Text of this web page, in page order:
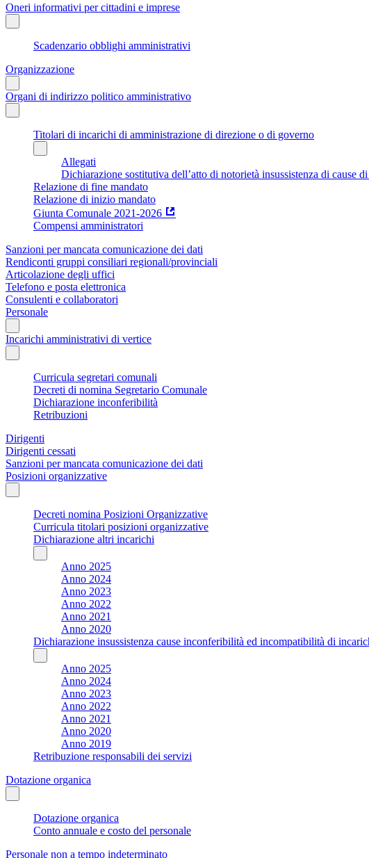
Oneri informativi per cittadini e imprese
Scadenzario obblighi amministrativi
Organizzazione
Organi di indirizzo politico amministrativo
Titolari di incarichi di amministrazione di direzione o di governo
Allegati
Dichiarazione sostitutiva dell’atto di notorietà insussistenza di
Relazione di fine mandato
Relazione di inizio mandato
Giunta Comunale 2021-2026
Compensi amministratori
Sanzioni per mancata comunicazione dei dati
Rendiconti gruppi consiliari regionali/provinciali
Articolazione degli uffici
Telefono e posta elettronica
Consulenti e collaboratori
Personale
Incarichi amministrativi di vertice
Curricula segretari comunali
Decreti di nomina Segretario Comunale
Dichiarazione inconferibilità
Retribuzioni
Dirigenti
Dirigenti cessati
Sanzioni per mancata comunicazione dei dati
Posizioni organizzative
Decreti nomina Posizioni Organizzative
Curricula titolari posizioni organizzative
Dichiarazione altri incarichi
Anno 2025
Anno 2024
Anno 2023
Anno 2022
Anno 2021
Anno 2020
Dichiarazione insussistenza cause inconferibilità ed incompatibilità di
Anno 2025
Anno 2024
Anno 2023
Anno 2022
Anno 2021
Anno 2020
Anno 2019
Retribuzione responsabili dei servizi
Dotazione organica
Dotazione organica
Conto annuale e costo del personale
Personale non a tempo indeterminato